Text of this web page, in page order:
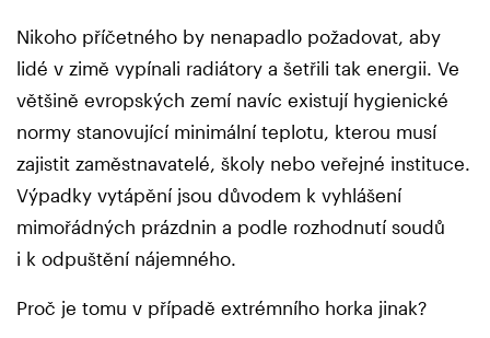
Nikoho příčetného by nenapadlo požadovat, aby
lidé v zimě vypínali radiátory a šetřili tak energii. Ve
většině evropských zemí navíc existují hygienické
normy stanovující minimální teplotu, kterou musí
zajistit zaměstnavatelé, školy nebo veřejné instituce.
Výpadky vytápění jsou důvodem k vyhlášení
mimořádných prázdnin a podle rozhodnutí soudů
i k odpuštění nájemného.
Proč je tomu v případě extrémního horka jinak?